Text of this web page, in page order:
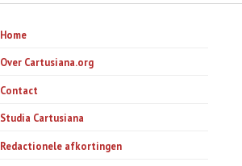
Home
Over Cartusiana.org
Contact
Studia Cartusiana
Redactionele afkortingen